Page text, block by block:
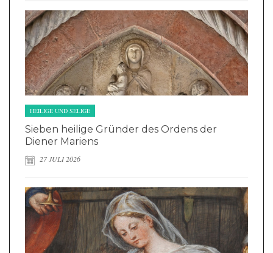
HEILIGE UND SELIGE
Sieben heilige Gründer des Ordens der
Diener Mariens
27 JULI 2026